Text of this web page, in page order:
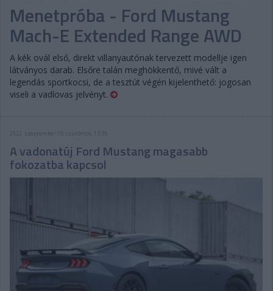
Menetpróba - Ford Mustang
Mach-E Extended Range AWD
A kék ovál első, direkt villanyautónak tervezett modellje igen
látványos darab. Elsőre talán meghökkentő, mivé vált a
legendás sportkocsi, de a tesztút végén kijelenthető: jogosan
viseli a vadlovas jelvényt.
2022. szeptember 15. csütörtök, 13:35
A vadonatúj Ford Mustang magasabb
fokozatba kapcsol